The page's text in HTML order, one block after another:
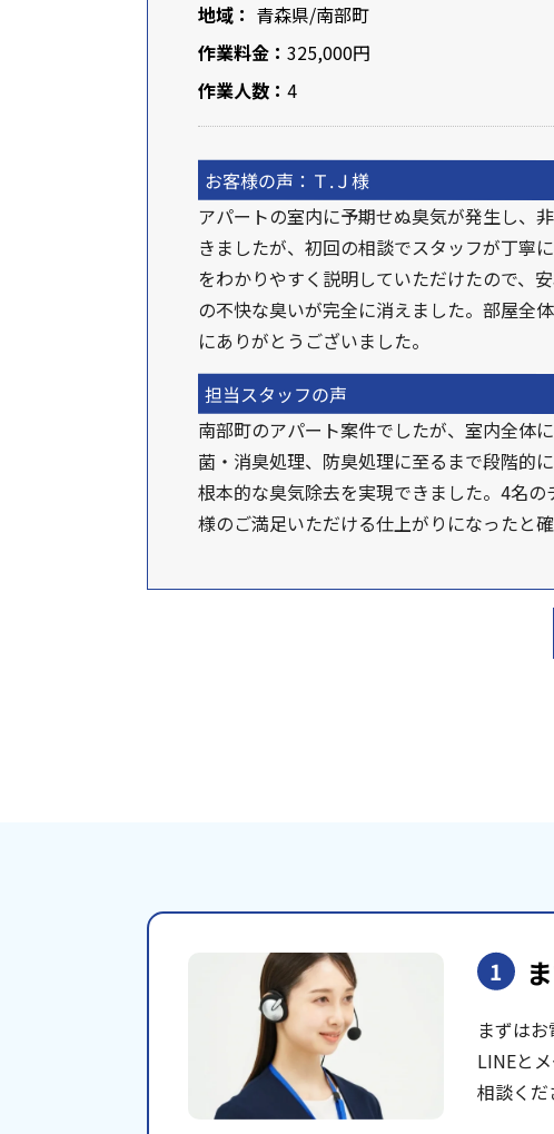
地域： 青森県/南部町
作業料金： 325,000円
作業人数： 4
お客様の声：Ｔ.Ｊ様
アパートの室内に予期せぬ臭気が発生し、
きましたが、初回の相談でスタッフが丁寧
をわかりやすく説明していただけたので、
の不快な臭いが完全に消えました。部屋全
にありがとうございました。
担当スタッフの声
南部町のアパート案件でしたが、室内全体
菌・消臭処理、防臭処理に至るまで段階的
根本的な臭気除去を実現できました。4名
様のご満足いただける仕上がりになったと確
1
まずは
LINEと
相談くだ